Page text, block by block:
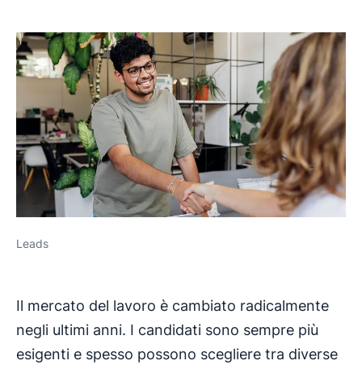
Leads
Il mercato del lavoro è cambiato radicalmente
negli ultimi anni. I candidati sono sempre più
esigenti e spesso possono scegliere tra diverse